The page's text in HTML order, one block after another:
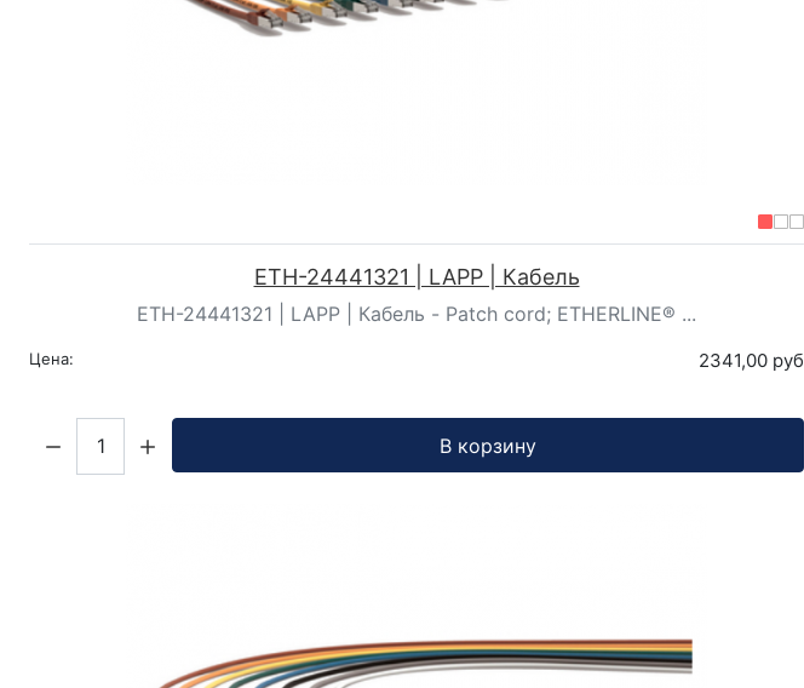
ETH-24441321 | LAPP | Кабель
ETH-24441321 | LAPP | Кабель - Patch cord; ETHERLINE® ...
Цена: 2341,00 руб
В корзину